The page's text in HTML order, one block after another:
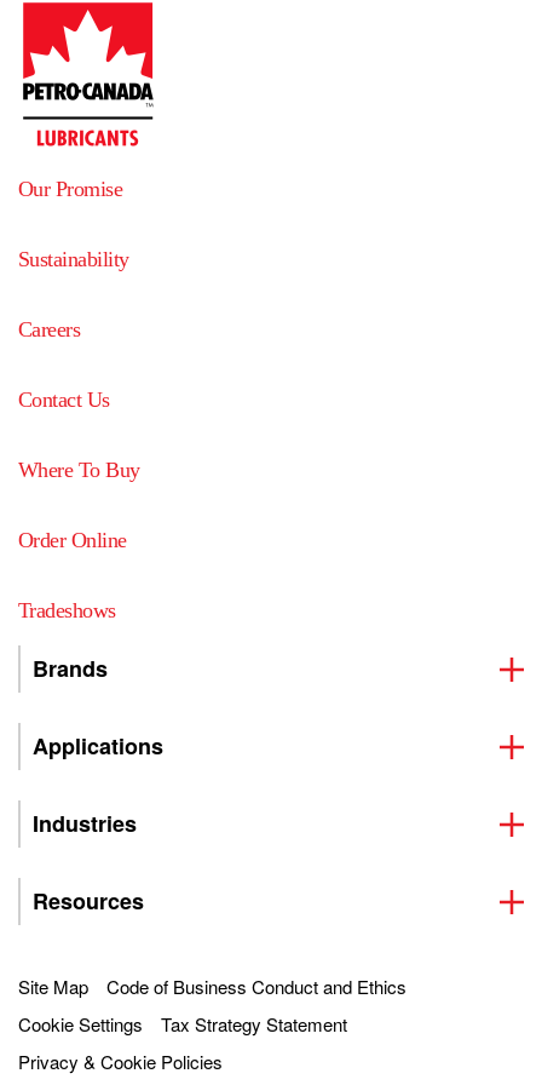
Our Promise
Sustainability
Careers
Contact Us
Where To Buy
Order Online
Tradeshows
Brands
Applications
Industries
Resources
Site Map
Code of Business Conduct and Ethics
Cookie Settings
Tax Strategy Statement
Privacy & Cookie Policies